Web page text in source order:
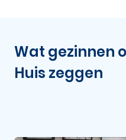
Wat gezinnen
Huis zeggen